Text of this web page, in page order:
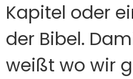
Kapitel oder
der Bibel.
weißt wo wir